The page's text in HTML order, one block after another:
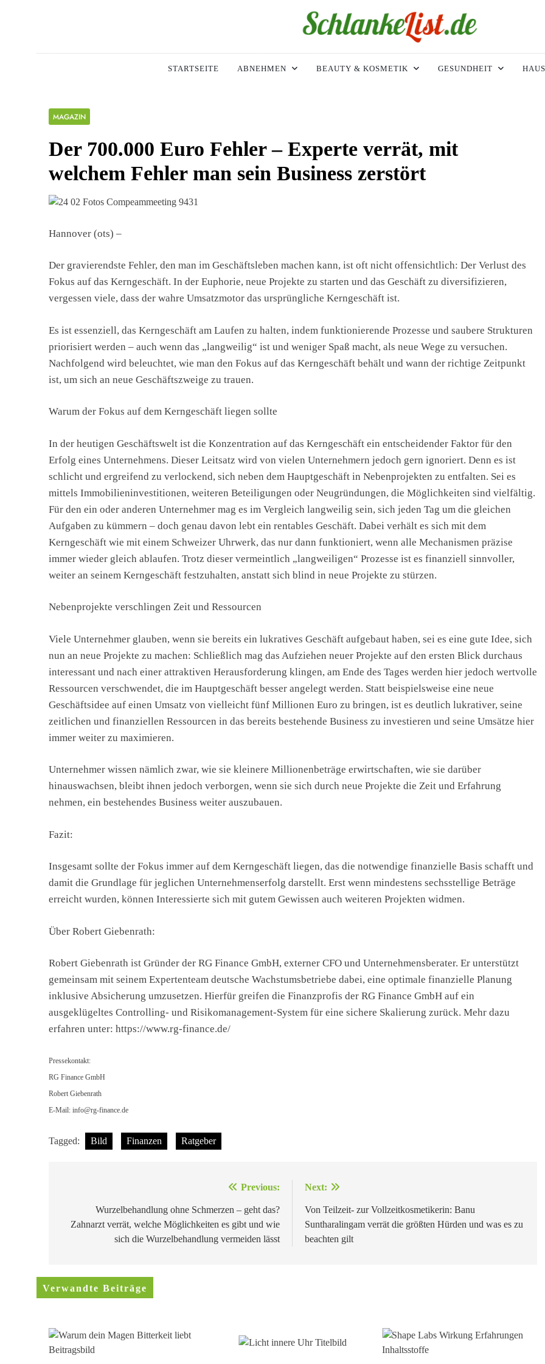
Schlanke-List.de
MAGERSUCHT. BULIMIE. ADIPOSITAS? SIE SIND NICHT ALLEIN!
STARTSEITE ABNEHMEN BEAUTY & KOSMETIK GESUNDHEIT
MAGAZIN
Der 700.000 Euro Fehler – Experte verrät, mit
welchem Fehler man sein Business zerstört
Hannover (ots) –
Der gravierendste Fehler, den man im Geschäftsleben machen kann, ist oft nicht offensichtlich: Der Verlust des
Fokus auf das Kerngeschäft. In der Euphorie, neue Projekte zu starten und das Geschäft zu diversifizieren,
vergessen viele, dass der wahre Umsatzmotor das ursprüngliche Kerngeschäft ist.
Es ist essenziell, das Kerngeschäft am Laufen zu halten, indem funktionierende Prozesse und saubere Strukturen
priorisiert werden – auch wenn das „langweilig“ ist und weniger Spaß macht, als neue Wege zu versuchen.
Nachfolgend wird beleuchtet, wie man den Fokus auf das Kerngeschäft behält und wann der richtige Zeitpunkt
ist, um sich an neue Geschäftszweige zu trauen.
Warum der Fokus auf dem Kerngeschäft liegen sollte
In der heutigen Geschäftswelt ist die Konzentration auf das Kerngeschäft ein entscheidender Faktor für den
Erfolg eines Unternehmens. Dieser Leitsatz wird von vielen Unternehmern jedoch gern ignoriert. Denn es ist
schlicht und ergreifend zu verlockend, sich neben dem Hauptgeschäft in Nebenprojekten zu entfalten. Sei es
mittels Immobilieninvestitionen, weiteren Beteiligungen oder Neugründungen, die Möglichkeiten sind vielfältig.
Für den ein oder anderen Unternehmer mag es im Vergleich langweilig sein, sich jeden Tag um die gleichen
Aufgaben zu kümmern – doch genau davon lebt ein rentables Geschäft. Dabei verhält es sich mit dem
Kerngeschäft wie mit einem Schweizer Uhrwerk, das nur dann funktioniert, wenn alle Mechanismen präzise
immer wieder gleich ablaufen. Trotz dieser vermeintlich „langweiligen“ Prozesse ist es finanziell sinnvoller,
weiter an seinem Kerngeschäft festzuhalten, anstatt sich blind in neue Projekte zu stürzen.
Nebenprojekte verschlingen Zeit und Ressourcen
Viele Unternehmer glauben, wenn sie bereits ein lukratives Geschäft aufgebaut haben, sei es eine gute Idee, sich
nun an neue Projekte zu machen: Schließlich mag das Aufziehen neuer Projekte auf den ersten Blick durchaus
interessant und nach einer attraktiven Herausforderung klingen, am Ende des Tages werden hier jedoch wertvolle
Ressourcen verschwendet, die im Hauptgeschäft besser angelegt werden. Statt beispielsweise eine neue
Geschäftsidee auf einen Umsatz von vielleicht fünf Millionen Euro zu bringen, ist es deutlich lukrativer, seine
zeitlichen und finanziellen Ressourcen in das bereits bestehende Business zu investieren und seine Umsätze hier
immer weiter zu maximieren.
Unternehmer wissen nämlich zwar, wie sie kleinere Millionenbeträge erwirtschaften, wie sie darüber
hinauswachsen, bleibt ihnen jedoch verborgen, wenn sie sich durch neue Projekte die Zeit und Erfahrung
nehmen, ein bestehendes Business weiter auszubauen.
Fazit:
Insgesamt sollte der Fokus immer auf dem Kerngeschäft liegen, das die notwendige finanzielle Basis schafft und
damit die Grundlage für jeglichen Unternehmenserfolg darstellt. Erst wenn mindestens sechsstellige Beträge
erreicht wurden, können Interessierte sich mit gutem Gewissen auch weiteren Projekten widmen.
Über Robert Giebenrath:
Robert Giebenrath ist Gründer der RG Finance GmbH, externer CFO und Unternehmensberater. Er unterstützt
gemeinsam mit seinem Expertenteam deutsche Wachstumsbetriebe dabei, eine optimale finanzielle Planung
inklusive Absicherung umzusetzen. Hierfür greifen die Finanzprofis der RG Finance GmbH auf ein
ausgeklügeltes Controlling- und Risikomanagement-System für eine sichere Skalierung zurück. Mehr dazu
erfahren unter: https://www.rg-finance.de/
Pressekontakt:
RG Finance GmbH
Robert Giebenrath
E-Mail: info@rg-finance.de
Tagged: Bild Finanzen Ratgeber
Previous:
Wurzelbehandlung ohne Schmerzen – geht das?
Zahnarzt verrät, welche Möglichkeiten es gibt und wie
sich die Wurzelbehandlung vermeiden lässt
Next:
Von Teilzeit- zur Vollzeitkosmetikerin: Banu
Suntharalingam verrät die größten Hürden und was es zu
beachten gilt
Verwandte Beiträge